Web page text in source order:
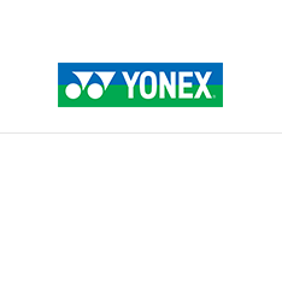
Home»Tienda»POWER
HOMBRE AZUL MARINO/LIMA